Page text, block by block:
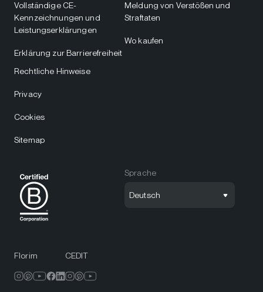
Vollständige CE-
Kennzeichnungen und
Leistungserklärungen
Erklärung zur Barrierefreiheit
Meldung von Verstößen und
Straftaten
Wo kaufen
Rechtliche Hinweise
Privacy
Cookies
Sitemap
Sprache
Deutsch
Florim CEDIT